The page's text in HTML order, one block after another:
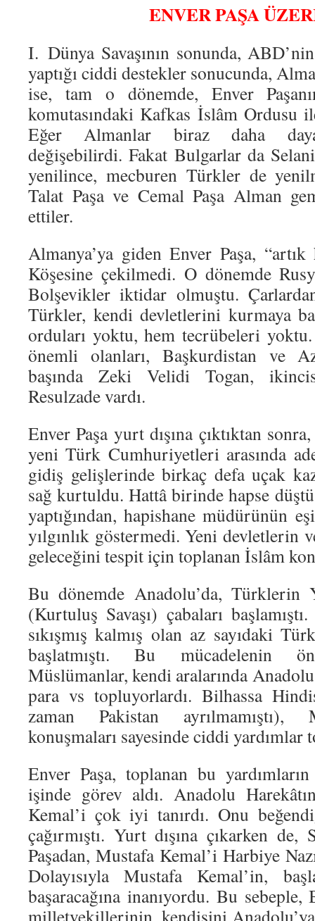
ENVER PAŞA
I. Dünya Savaşının sonunda,
yaptığı ciddi destekler sonucunda,
ise, tam o dönemde, Enver
komutasındaki Kafkas İslâm Ordusu
Eğer Almanlar biraz daha
değişebilirdi. Fakat Bulgarlar da
yenilince, mecburen Türkler de
Talat Paşa ve Cemal Paşa Alman
ettiler.
Almanya’ya giden Enver Paşa,
Köşesine çekilmedi. O dönemde
Bolşevikler iktidar olmuştu.
Türkler, kendi devletlerini kurmaya
orduları yoktu, hem tecrübeleri
önemli olanları, Başkurdistan ve
başında Zeki Velidi Togan,
Resulzade vardı.
Enver Paşa yurt dışına çıktıktan
yeni Türk Cumhuriyetleri arasında
gidiş gelişlerinde birkaç defa uçak
sağ kurtuldu. Hattâ birinde hapse
yaptığından, hapishane müdürünün
yılgınlık göstermedi. Yeni devletlerin
geleceğini tespit için toplanan İslâm
Bu dönemde Anadolu’da, Türklerin
(Kurtuluş Savaşı) çabaları
sıkışmış kalmış olan az sayıdaki
başlatmıştı. Bu mücadelenin
Müslümanlar, kendi aralarında
para vs topluyorlardı. Bilhassa
zaman Pakistan ayrılmamıştı),
konuşmaları sayesinde ciddi yardımlar
Enver Paşa, toplanan bu
işinde görev aldı. Anadolu
Kemal’i çok iyi tanırdı. Onu
çağırmıştı. Yurt dışına çıkarken
Paşadan, Mustafa Kemal’i Harbiye
Dolayısıyla Mustafa Kemal’in,
başaracağına inanıyordu. Bu
milletvekillerinin, kendisini Anadolu’ya